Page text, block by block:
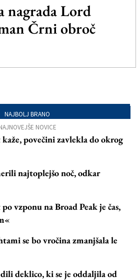
nagrada Lord
Črni obroč
NAJBOLJ BRANO
NOVICE
povečini zavlekla do okrog
najtoplejšo noč, odkar
vzponu na Broad Peak je čas,
se bo vročina zmanjšala le
deklico, ki se je oddaljila od